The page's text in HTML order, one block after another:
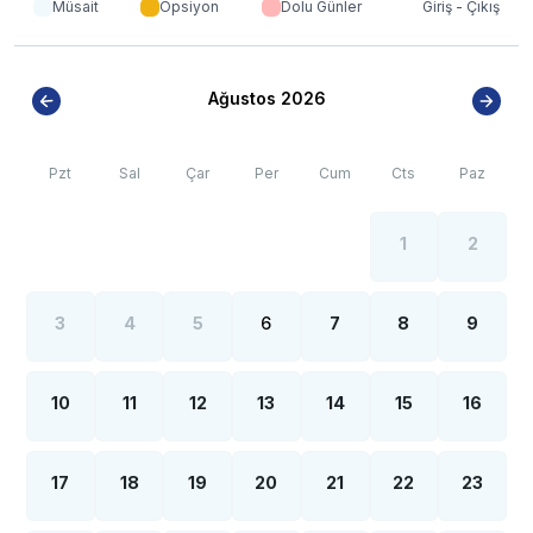
olsa internet, elektrik ve su kesintileri yaşanabilmektedir.
Müsait Opsiyon Dolu Günler Giriş - Çıkış
Ağustos 2026
Pzt Sal Çar Per Cum Cts Paz
1 2
3 4 5 6 7 8 9
10 11 12 13 14 15 16
17 18 19 20 21 22 23